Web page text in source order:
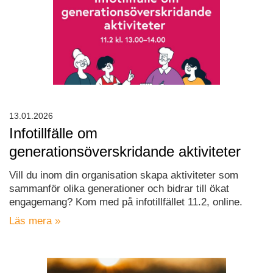
Infotillfälle om
generationsöverskridande aktiviteter
Vill du inom din organisation skapa aktiviteter som
sammanför olika generationer och bidrar till ökat
engagemang? Kom med på infotillfället 11.2, online.
Läs mera »
13.01.2026